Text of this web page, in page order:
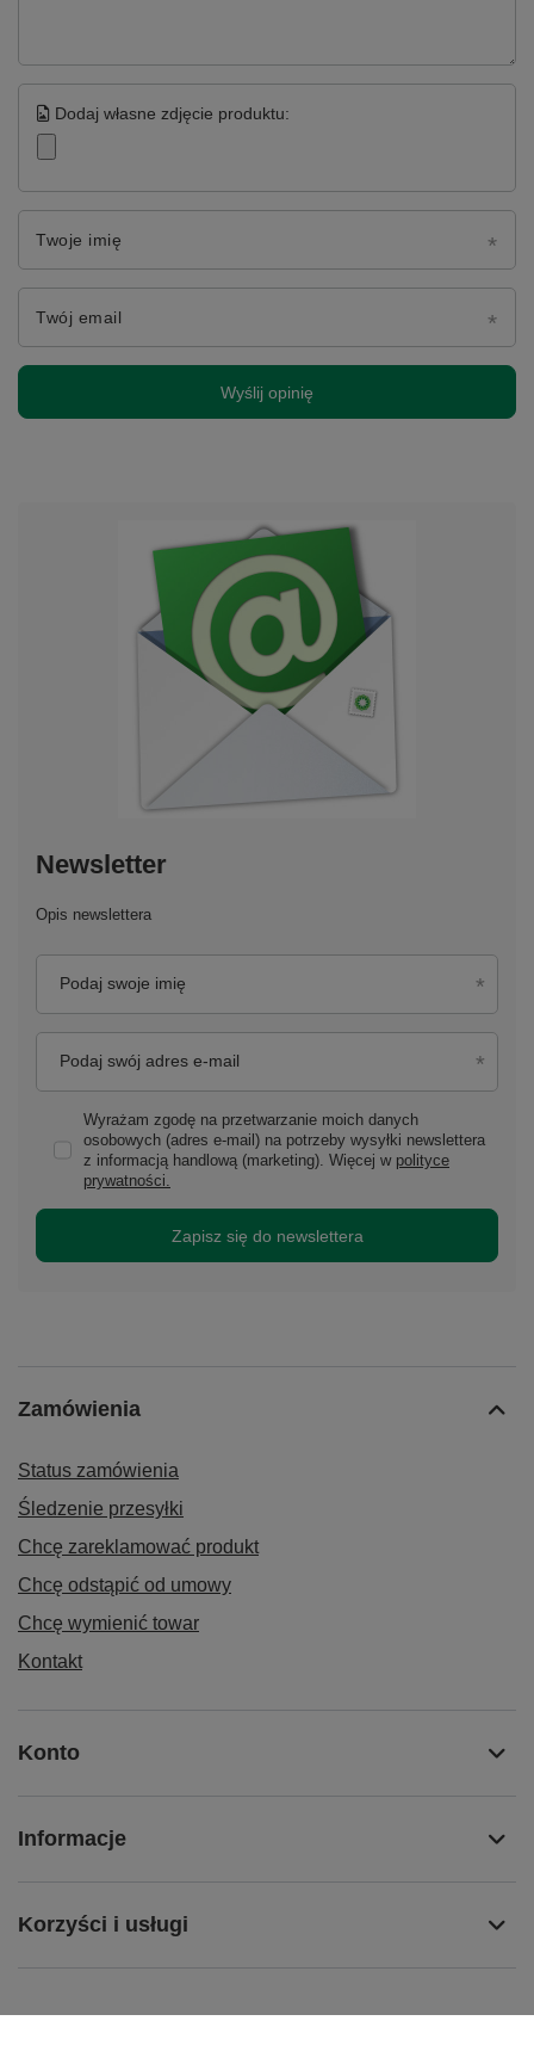
Dodaj własne zdjęcie produktu:
Twoje imię
Twój email
Wyślij opinię
Newsletter
Opis newslettera
Podaj swoje imię
Podaj swój adres e-mail
Wyrażam zgodę na przetwarzanie moich danych
osobowych (adres e-mail) na potrzeby wysyłki newslettera
z informacją handlową (marketing). Więcej w polityce
prywatności.
Zapisz się do newslettera
Zamówienia
Status zamówienia
Śledzenie przesyłki
Chcę zareklamować produkt
Chcę odstąpić od umowy
Chcę wymienić towar
Kontakt
Konto
Informacje
Korzyści i usługi